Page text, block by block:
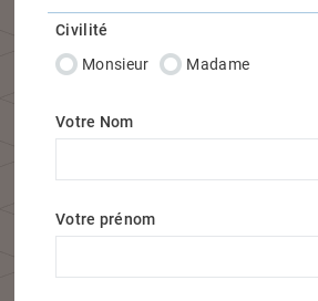
Civilité
Monsieur
Madame
Votre Nom
Votre prénom